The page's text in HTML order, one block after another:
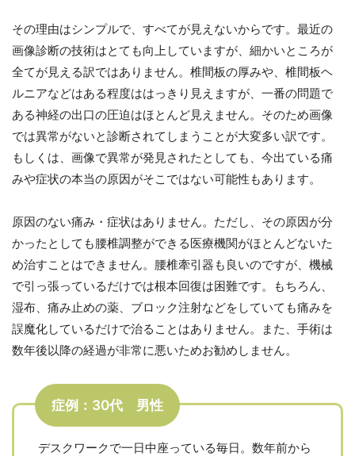
その理由はシンプルで、すべてが見えないからです。最近の
画像診断の技術はとても向上していますが、細かいところが
全てが見える訳ではありません。椎間板の厚みや、椎間板ヘ
ルニアなどはある程度ははっきり見えますが、一番の問題で
ある神経の出口の圧迫はほとんど見えません。そのため画像
では異常がないと診断されてしまうことが大変多い訳です。
もしくは、画像で異常が発見されたとしても、今出ている痛
みや症状の本当の原因がそこではない可能性もあります。
原因のない痛み・症状はありません。ただし、その原因が分
かったとしても腰椎調整ができる医療機関がほとんどないた
め治すことはできません。腰椎牽引器も良いのですが、機械
で引っ張っているだけでは根本回復は困難です。もちろん、
湿布、痛み止めの薬、ブロック注射などをしていても痛みを
誤魔化しているだけで治ることはありません。また、手術は
数年後以降の経過が非常に悪いためお勧めしません。
症例：30代 男性
デスクワークで一日中座っている毎日。数年前から